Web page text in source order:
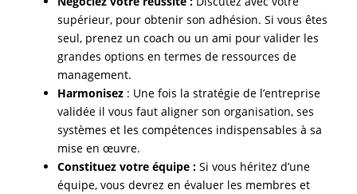
supérieur, pour obtenir son adhésion. Si vous êtes
seul, prenez un coach ou un ami pour valider les
grandes options en termes de ressources de
management.
Harmonisez : Une fois la stratégie de l’entreprise
validée il vous faut aligner son organisation, ses
systèmes et les compétences indispensables à sa
mise en œuvre.
Constituez votre équipe : Si vous héritez d’une
équipe, vous devrez en évaluer les membres et